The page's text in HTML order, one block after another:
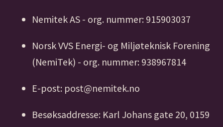
Nemitek AS - org. nummer: 915903037
Norsk VVS Energi- og Miljøteknisk Forening
(NemiTek) - org. nummer: 938967814
E-post: post@nemitek.no
Besøksaddresse: Karl Johans gate 20, 0159